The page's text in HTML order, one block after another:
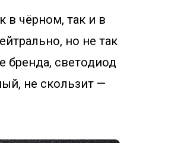
в чёрном, так и в
но не так
бренда, светодиод
не скользит —